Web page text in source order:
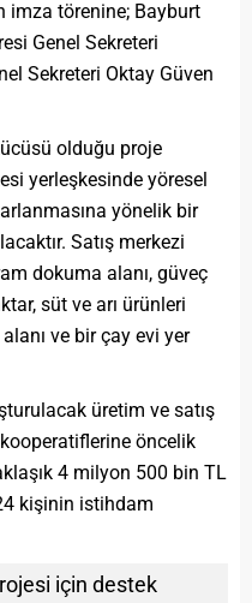
imza törenine; Bayburt
Genel Sekreteri
Sekreteri Oktay Güven
olduğu proje
yerleşkesinde yöresel
yönelik bir
Satış merkezi
dokuma alanı, güveç
süt ve arı ürünleri
ve bir çay evi yer
üretim ve satış
kooperatiflerine öncelik
4 milyon 500 bin TL
kişinin istihdam
için destek